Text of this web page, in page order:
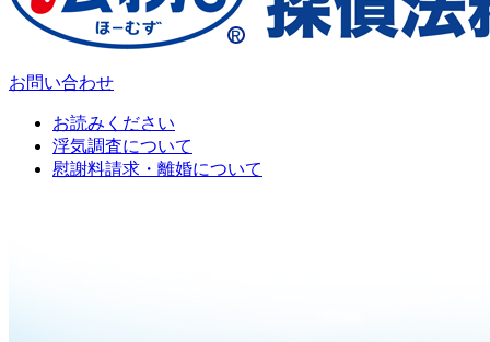
お問い合わせ
お読みください
浮気調査について
慰謝料請求・離婚について